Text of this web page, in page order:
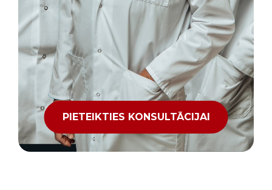
PIETEIKTIES KONSULTĀCIJAI